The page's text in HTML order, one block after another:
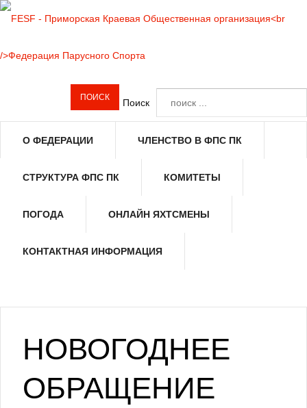
Поиск
О ФЕДЕРАЦИИ ЧЛЕНСТВО В ФПС ПК
СТРУКТУРА ФПС ПК КОМИТЕТЫ
ПОГОДА ОНЛАЙН ЯХТСМЕНЫ
КОНТАКТНАЯ ИНФОРМАЦИЯ
НОВОГОДНЕЕ
ОБРАЩЕНИЕ